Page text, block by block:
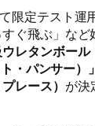
限定テスト運
ぐ飛ぶ」など
レタンボー
・パンサー）
レース） が決